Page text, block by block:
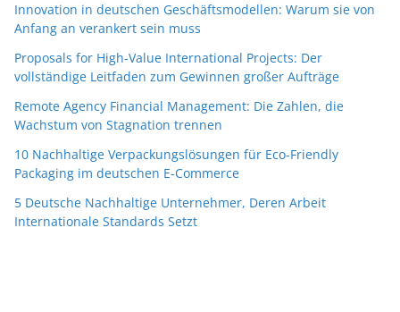
Innovation in deutschen Geschäftsmodellen: Warum sie von
Anfang an verankert sein muss
Proposals for High-Value International Projects: Der
vollständige Leitfaden zum Gewinnen großer Aufträge
Remote Agency Financial Management: Die Zahlen, die
Wachstum von Stagnation trennen
10 Nachhaltige Verpackungslösungen für Eco-Friendly
Packaging im deutschen E-Commerce
5 Deutsche Nachhaltige Unternehmer, Deren Arbeit
Internationale Standards Setzt